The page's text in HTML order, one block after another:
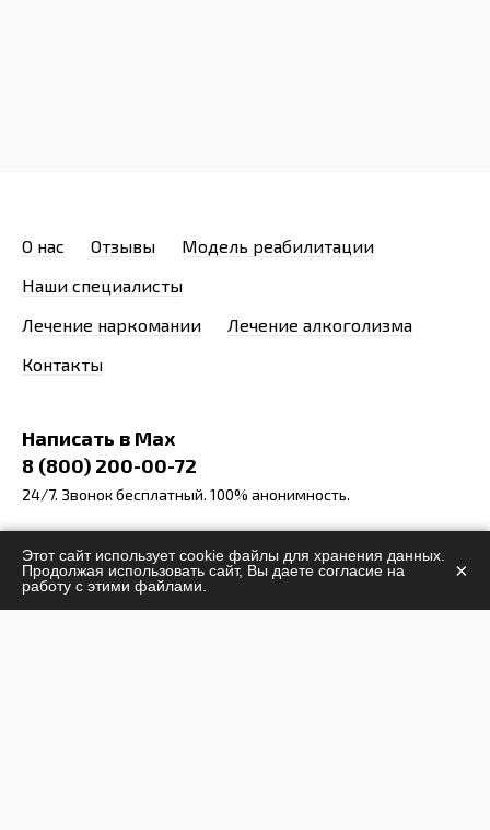
О нас Отзывы
Модель реабилитации
Наши специалисты
Лечение наркомании
Лечение алкоголизма
Контакты
Написать в Max
8 (800) 200-00-72
24/7. Звонок бесплатный. 100% анонимность.
info@stop-narcomania.ru
г. Нижний Новгород
ул. Генкиной, 40
Этот сайт использует cookie файлы для хранения данных.
Продолжая использовать сайт, Вы даете согласие на
работу с этими файлами.
×